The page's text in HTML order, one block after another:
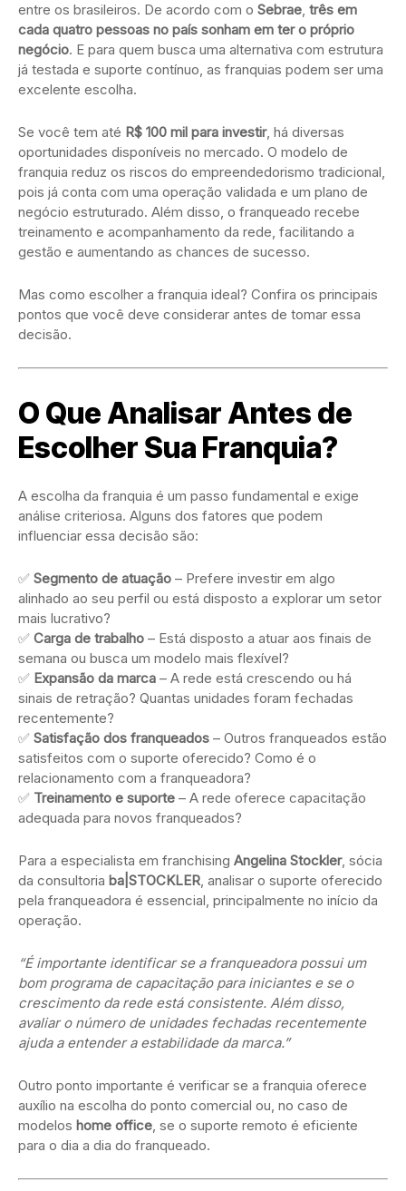
entre os brasileiros. De acordo com o Sebrae, três em
cada quatro pessoas no país sonham em ter o próprio
negócio. E para quem busca uma alternativa com estrutura
já testada e suporte contínuo, as franquias podem ser uma
excelente escolha.
Se você tem até R$ 100 mil para investir, há diversas
oportunidades disponíveis no mercado. O modelo de
franquia reduz os riscos do empreendedorismo tradicional,
pois já conta com uma operação validada e um plano de
negócio estruturado. Além disso, o franqueado recebe
treinamento e acompanhamento da rede, facilitando a
gestão e aumentando as chances de sucesso.
Mas como escolher a franquia ideal? Confira os principais
pontos que você deve considerar antes de tomar essa
decisão.
O Que Analisar Antes de
Escolher Sua Franquia?
A escolha da franquia é um passo fundamental e exige
análise criteriosa. Alguns dos fatores que podem
influenciar essa decisão são:
✅ Segmento de atuação – Prefere investir em algo
alinhado ao seu perfil ou está disposto a explorar um setor
mais lucrativo?
✅ Carga de trabalho – Está disposto a atuar aos finais de
semana ou busca um modelo mais flexível?
✅ Expansão da marca – A rede está crescendo ou há
sinais de retração? Quantas unidades foram fechadas
recentemente?
✅ Satisfação dos franqueados – Outros franqueados estão
satisfeitos com o suporte oferecido? Como é o
relacionamento com a franqueadora?
✅ Treinamento e suporte – A rede oferece capacitação
adequada para novos franqueados?
Para a especialista em franchising Angelina Stockler, sócia
da consultoria ba|STOCKLER, analisar o suporte oferecido
pela franqueadora é essencial, principalmente no início da
operação.
“É importante identificar se a franqueadora possui um
bom programa de capacitação para iniciantes e se o
crescimento da rede está consistente. Além disso,
avaliar o número de unidades fechadas recentemente
ajuda a entender a estabilidade da marca.”
Outro ponto importante é verificar se a franquia oferece
auxílio na escolha do ponto comercial ou, no caso de
modelos home office, se o suporte remoto é eficiente
para o dia a dia do franqueado.